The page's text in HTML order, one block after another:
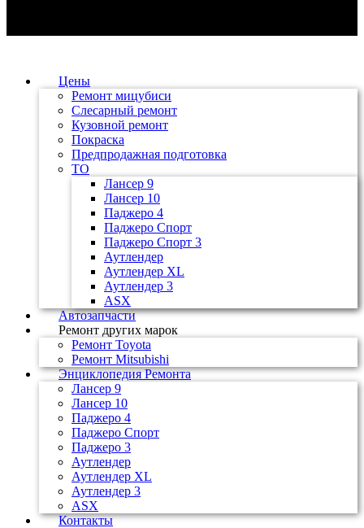
Цены
Ремонт мицубиси
Слесарный ремонт
Кузовной ремонт
Покраска
Предпродажная подготовка
ТО
Лансер 9
Лансер 10
Паджеро 4
Паджеро Спорт
Паджеро Спорт 3
Аутлендер
Аутлендер ХL
Аутлендер 3
ASX
Автозапчасти
Ремонт других марок
Ремонт Toyota
Ремонт Mitsubishi
Энциклопедия Ремонта
Лансер 9
Лансер 10
Паджеро 4
Паджеро Спорт
Паджеро 3
Аутлендер
Аутлендер ХL
Аутлендер 3
ASX
Контакты